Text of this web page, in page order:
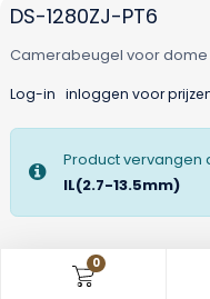
0
DS-1280ZJ-PT6
Camerabeugel voor
Log-in inloggen voor
Product vervangen
IL(2.7-13.5mm)